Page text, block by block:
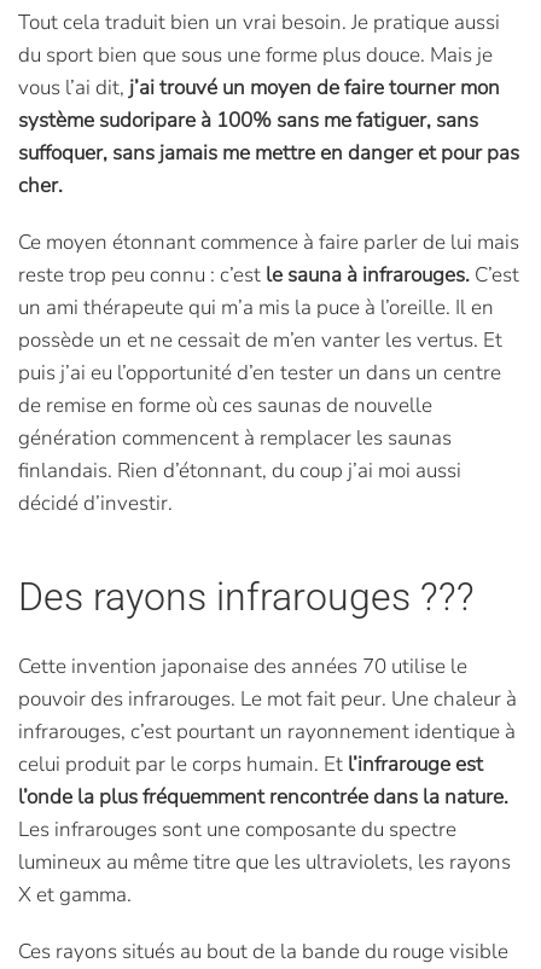
Tout cela traduit bien un vrai besoin. Je pratique aussi
du sport bien que sous une forme plus douce. Mais je
vous l’ai dit, j’ai trouvé un moyen de faire tourner mon
système sudoripare à 100% sans me fatiguer, sans
suffoquer, sans jamais me mettre en danger et pour pas
cher.
Ce moyen étonnant commence à faire parler de lui mais
reste trop peu connu : c’est le sauna à infrarouges. C’est
un ami thérapeute qui m’a mis la puce à l’oreille. Il en
possède un et ne cessait de m’en vanter les vertus. Et
puis j’ai eu l’opportunité d’en tester un dans un centre
de remise en forme où ces saunas de nouvelle
génération commencent à remplacer les saunas
finlandais. Rien d’étonnant, du coup j’ai moi aussi
décidé d’investir.
Des rayons infrarouges ???
Cette invention japonaise des années 70 utilise le
pouvoir des infrarouges. Le mot fait peur. Une chaleur à
infrarouges, c’est pourtant un rayonnement identique à
celui produit par le corps humain. Et l’infrarouge est
l’onde la plus fréquemment rencontrée dans la nature.
Les infrarouges sont une composante du spectre
lumineux au même titre que les ultraviolets, les rayons
X et gamma.
Ces rayons situés au bout de la bande du rouge visible